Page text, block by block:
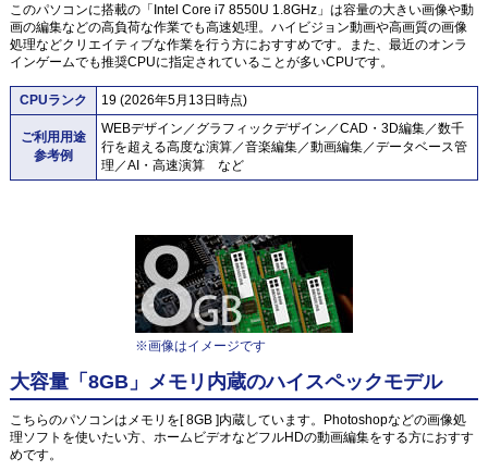
このパソコンに搭載の「Intel Core i7 8550U 1.8GHz」は容量の大きい画像や動
画の編集などの高負荷な作業でも高速処理。ハイビジョン動画や高画質の画像
処理などクリエイティブな作業を行う方におすすめです。また、最近のオンラ
インゲームでも推奨CPUに指定されていることが多いCPUです。
CPUランク 19 (2026年5月13日時点)
ご利用用途
参考例
WEBデザイン／グラフィックデザイン／CAD・3D編集／数千
行を超える高度な演算／音楽編集／動画編集／データベース管
理／AI・高速演算 など
※画像はイメージです
大容量「8GB」メモリ内蔵のハイスペックモデル
こちらのパソコンはメモリを[ 8GB ]内蔵しています。Photoshopなどの画像処
理ソフトを使いたい方、ホームビデオなどフルHDの動画編集をする方におすす
めです。